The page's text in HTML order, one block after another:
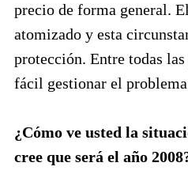
precio de forma general.
atomizado y esta
protección. Entre todas
fácil gestionar el
¿Cómo ve usted la
cree que será el año